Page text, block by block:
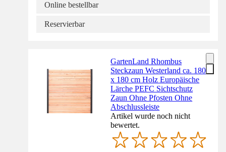
Online bestellbar
Reservierbar
GartenLand Rhombus
Steckzaun Westerland ca. 180
x 180 cm Holz Europäische
Lärche PEFC Sichtschutz
Zaun Ohne Pfosten Ohne
Abschlussleiste
Artikel wurde noch nicht
bewertet.